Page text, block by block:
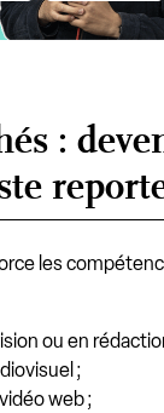
:
les
ou en
;
web ;